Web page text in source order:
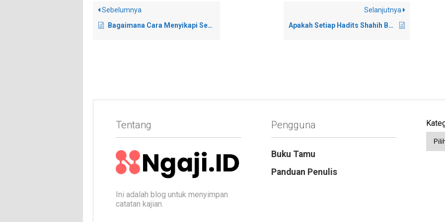
Sebelumnya
Bagaimana Cara Menyikapi Seorang Guru Yang Menganggap Remeh Hadits Palsu?
Selanjutnya
Apakah Setiap Hadits Shahih Bukhari dan Muslim Pasti Shahih?
Tentang
Ini adalah blog untuk menyimpan
catatan kajian.
Pengguna
Buku Tamu
Panduan Penulis